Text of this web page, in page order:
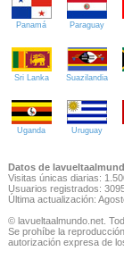
Panamá Paraguay
Sri Lanka Suazilandia
Uganda Uruguay
Datos de
Visitas únicas diarias:
Usuarios registrados:
Última actualización:
© lavueltaalmundo.net.
Se prohíbe la
autorización expresa de